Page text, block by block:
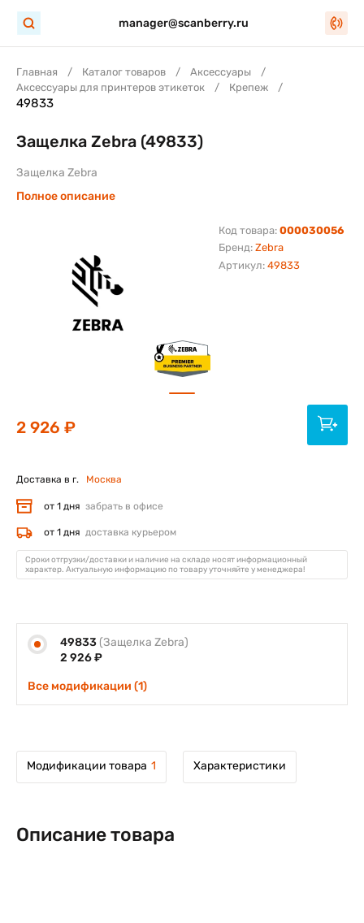
manager@scanberry.ru
Главная Каталог товаров
Аксессуары
Аксессуары для принтеров этикеток
Крепеж
49833
Бренд: Zebra
Код товара: 000030056
Артикул: 49833
Защелка Zebra (49833)
Защелка Zebra
Полное описание
49833 (Защелка Zebra)
2 926 ₽
Все модификации (1)
2 926 ₽
Доставка в г. Москва
от 1 дня забрать в офисе
от 1 дня доставка курьером
Сроки отгрузки/доставки и наличие на складе носят информационный
характер. Актуальную информацию по товару уточняйте у менеджера!
Модификации товара 1 Характеристики
Описание товара